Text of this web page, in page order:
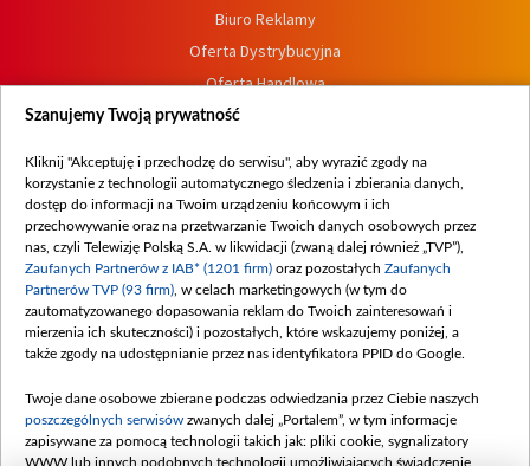
Biuro Reklamy
Oferta Dystrybucyjna
Oferta Handlowa
Dostępność
Procedura zgłoszeń wewnętrznych
Szanujemy Twoją prywatność
Kliknij "Akceptuję i przechodzę do serwisu", aby wyrazić zgody na
korzystanie z technologii automatycznego śledzenia i zbierania danych,
dostęp do informacji na Twoim urządzeniu końcowym i ich
przechowywanie oraz na przetwarzanie Twoich danych osobowych przez
nas, czyli Telewizję Polską S.A. w likwidacji (zwaną dalej również „TVP”),
Zaufanych Partnerów z IAB* (1201 firm) oraz pozostałych Zaufanych
Partnerów TVP (93 firm) , w celach marketingowych (w tym do
zautomatyzowanego dopasowania reklam do Twoich zainteresowań i
mierzenia ich skuteczności) i pozostałych, które wskazujemy poniżej, a
także zgody na udostępnianie przez nas identyfikatora PPID do Google.
Twoje dane osobowe zbierane podczas odwiedzania przez Ciebie naszych
poszczególnych serwisów zwanych dalej „Portalem”, w tym informacje
zapisywane za pomocą technologii takich jak: pliki cookie, sygnalizatory
WWW lub innych podobnych technologii umożliwiających świadczenie